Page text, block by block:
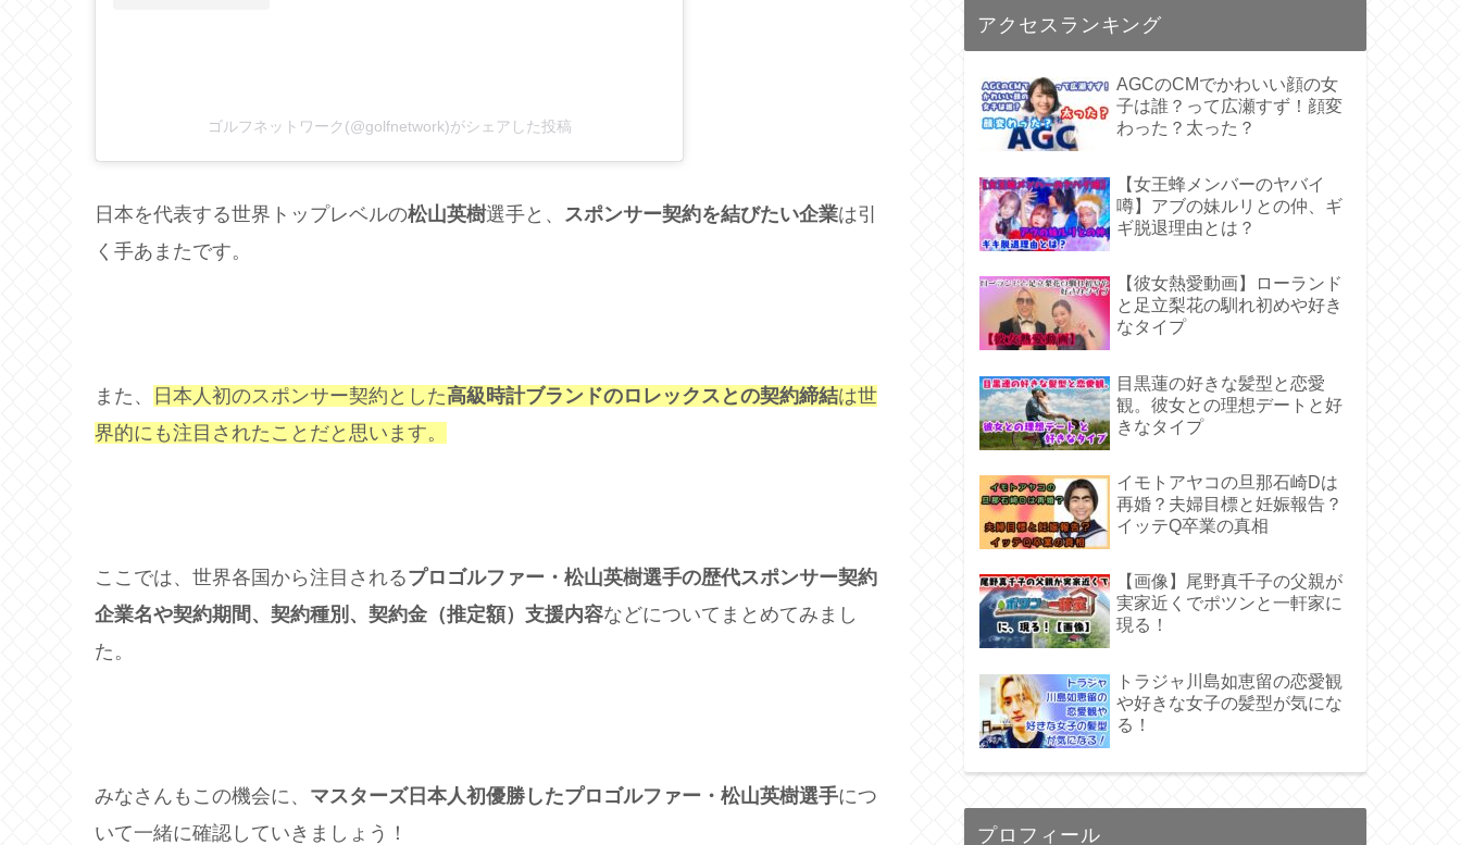
ゴルフネットワーク(@golfnetwork)がシェアした投稿
日本を代表する世界トップレベルの松山英樹選手と、 スポンサー契約を結びたい企業は引
く手あまたです。
また、 日本人初のスポンサー契約とした高級時計ブランドのロレックスとの契約締結は世
界的にも注目されたことだと思います。
ここでは、世界各国から注目されるプロゴルファー・松山英樹選手の歴代スポンサー契約
企業名や契約期間、契約種別、契約金（推定額）支援内容などについてまとめてみまし
た。
みなさんもこの機会に、 マスターズ日本人初優勝したプロゴルファー・松山英樹選手につ
いて一緒に確認していきましょう！
アクセスランキング
AGCのCMでかわいい顔の女
子は誰？って広瀬すず！顔変
わった？太った？
【女王蜂メンバーのヤバイ
噂】アブの妹ルリとの仲、ギ
ギ脱退理由とは？
【彼女熱愛動画】ローランド
と足立梨花の馴れ初めや好き
なタイプ
目黒蓮の好きな髪型と恋愛
観。彼女との理想デートと好
きなタイプ
イモトアヤコの旦那石崎Dは
再婚？夫婦目標と妊娠報告？
イッテQ卒業の真相
【画像】尾野真千子の父親が
実家近くでポツンと一軒家に
現る！
トラジャ川島如恵留の恋愛観
や好きな女子の髪型が気にな
る！
プロフィール